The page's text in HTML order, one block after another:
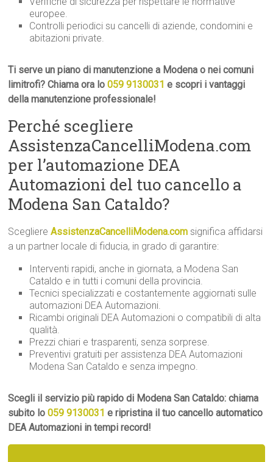
europee.
Controlli periodici su cancelli di aziende, condomini e
abitazioni private.
Ti serve un piano di manutenzione a Modena o nei comuni
limitrofi? Chiama ora lo059 9130031 e scopri i vantaggi
della manutenzione professionale!
Perché scegliere
AssistenzaCancelliModena.com
per l’automazione DEA
Automazioni del tuo cancello a
Modena San Cataldo?
ScegliereAssistenzaCancelliModena.com significa affidarsi
a un partner locale di fiducia, in grado di garantire:
Interventi rapidi, anche in giornata, a Modena San
Cataldo e in tutti i comuni della provincia.
Tecnici specializzati e costantemente aggiornati sulle
automazioni DEA Automazioni.
Ricambi originali DEA Automazioni o compatibili di alta
qualità.
Prezzi chiari e trasparenti, senza sorprese.
Preventivi gratuiti per assistenza DEA Automazioni
Modena San Cataldo e senza impegno.
Scegli il servizio più rapido di Modena San Cataldo: chiama
subito lo 059 9130031 e ripristina il tuo cancello automatico
DEA Automazioni in tempi record!